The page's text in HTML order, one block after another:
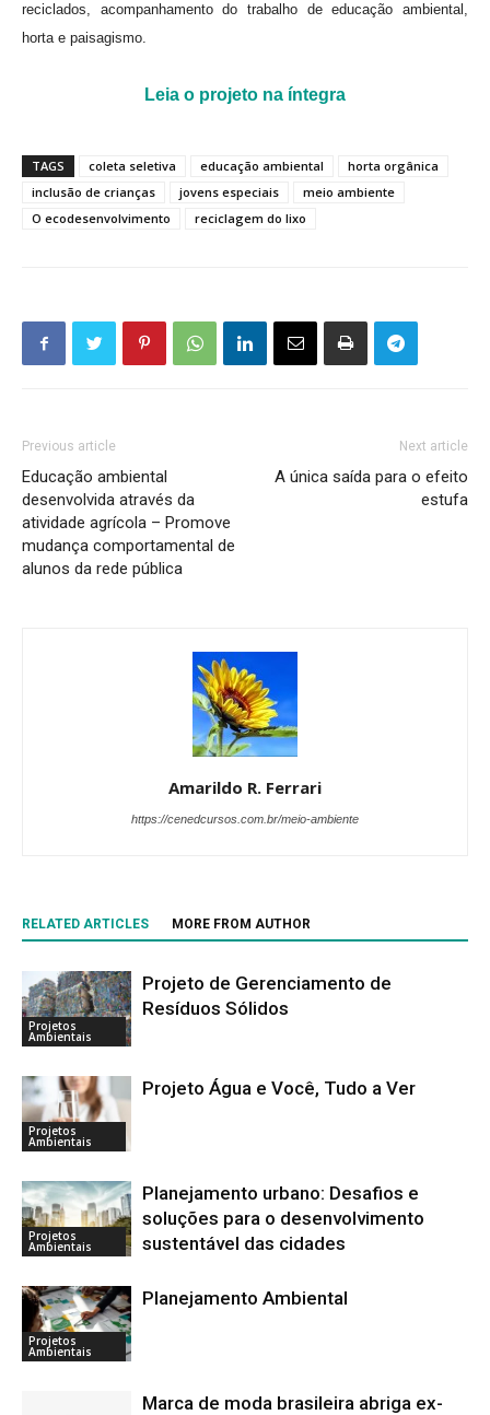
reciclados, acompanhamento do trabalho de educação ambiental,
horta e paisagismo.
Leia o projeto na íntegra
TAGS coleta seletiva educação ambiental
horta orgânica
inclusão de crianças
jovens especiais
meio ambiente
O ecodesenvolvimento
reciclagem do lixo
Previous article
Educação ambiental
desenvolvida através da
atividade agrícola – Promove
mudança comportamental de
alunos da rede pública
Next article
A única saída para o efeito
estufa
Amarildo R. Ferrari
https://cenedcursos.com.br/meio-ambiente
RELATED ARTICLES MORE FROM AUTHOR
Projetos
Ambientais
Projeto de Gerenciamento de
Resíduos Sólidos
Projetos
Ambientais
Projeto Água e Você, Tudo a Ver
Projetos
Ambientais
Planejamento urbano: Desafios e
soluções para o desenvolvimento
sustentável das cidades
Projetos
Ambientais
Planejamento Ambiental
Marca de moda brasileira abriga ex-